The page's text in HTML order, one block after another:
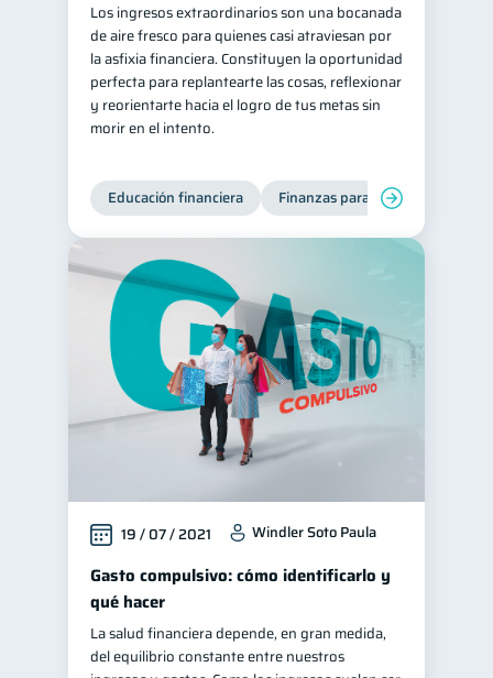
Los ingresos extraordinarios son una bocanada
de aire fresco para quienes casi atraviesan por
la asfixia financiera. Constituyen la oportunidad
perfecta para replantearte las cosas, reflexionar
y reorientarte hacia el logro de tus metas sin
morir en el intento.
Educación financiera Finanzas para jóvenes
19 / 07 / 2021 Windler Soto Paula
Gasto compulsivo: cómo identificarlo y
qué hacer
La salud financiera depende, en gran medida,
del equilibrio constante entre nuestros